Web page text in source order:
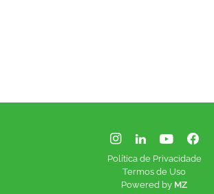
Política de Privacidade
Termos de Uso
Powered by MZ